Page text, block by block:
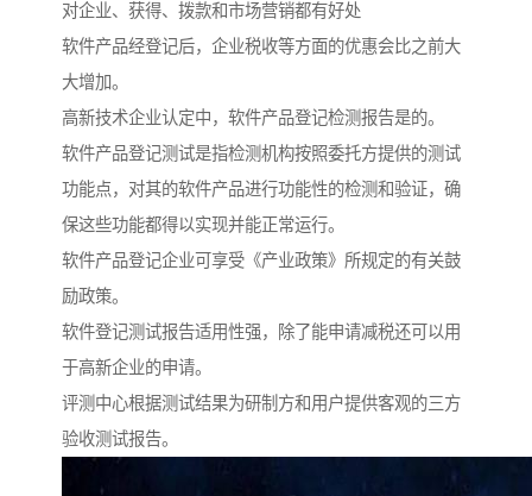
对企业、获得、拨款和市场营销都有好处
软件产品经登记后，企业税收等方面的优惠会比之前大
大增加。
高新技术企业认定中，软件产品登记检测报告是的。
软件产品登记测试是指检测机构按照委托方提供的测试
功能点，对其的软件产品进行功能性的检测和验证，确
保这些功能都得以实现并能正常运行。
软件产品登记企业可享受《产业政策》所规定的有关鼓
励政策。
软件登记测试报告适用性强，除了能申请减税还可以用
于高新企业的申请。
评测中心根据测试结果为研制方和用户提供客观的三方
验收测试报告。